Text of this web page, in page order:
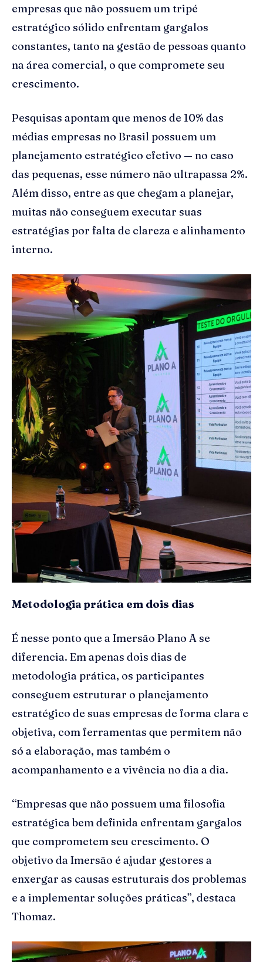
empresas que não possuem um tripé
estratégico sólido enfrentam gargalos
constantes, tanto na gestão de pessoas quanto
na área comercial, o que compromete seu
crescimento.
Pesquisas apontam que menos de 10% das
médias empresas no Brasil possuem um
planejamento estratégico efetivo — no caso
das pequenas, esse número não ultrapassa 2%.
Além disso, entre as que chegam a planejar,
muitas não conseguem executar suas
estratégias por falta de clareza e alinhamento
interno.
Metodologia prática em dois dias
É nesse ponto que a Imersão Plano A se
diferencia. Em apenas dois dias de
metodologia prática, os participantes
conseguem estruturar o planejamento
estratégico de suas empresas de forma clara e
objetiva, com ferramentas que permitem não
só a elaboração, mas também o
acompanhamento e a vivência no dia a dia.
“Empresas que não possuem uma filosofia
estratégica bem definida enfrentam gargalos
que comprometem seu crescimento. O
objetivo da Imersão é ajudar gestores a
enxergar as causas estruturais dos problemas
e a implementar soluções práticas”, destaca
Thomaz.